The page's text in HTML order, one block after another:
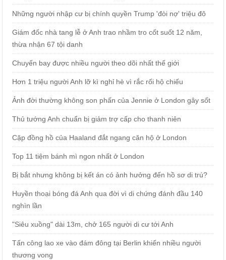
Những người nhập cư bị chính quyền Trump 'đòi nợ' triệu đô
Giám đốc nhà tang lễ ở Anh trao nhầm tro cốt suốt 12 năm,
thừa nhận 67 tội danh
Chuyến bay được nhiều người theo dõi nhất thế giới
Hơn 1 triệu người Anh lỡ kì nghỉ hè vì rắc rối hộ chiếu
Ảnh đời thường không son phấn của Jennie ở London gây sốt
Thủ tướng Anh chuẩn bị giảm trợ cấp cho thanh niên
Cặp đồng hồ của Haaland đắt ngang căn hộ ở London
Top 11 tiệm bánh mì ngon nhất ở London
Bị bắt nhưng không bị kết án có ảnh hưởng đến hồ sơ di trú?
Huyền thoại bóng đá Anh qua đời vì di chứng đánh đầu 140
nghìn lần
"Siêu xuồng" dài 13m, chở 165 người di cư tới Anh
Tấn công lao xe vào đám đông tại Berlin khiến nhiều người
thương vong